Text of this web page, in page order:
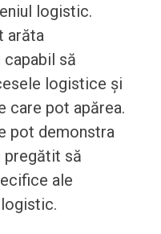
logistic.
arăta
să
logistice și
care pot apărea.
pot demonstra
pregătit să
ale